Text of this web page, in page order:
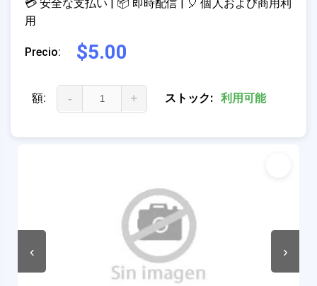
‹ ›
💳 安全な支払い | 📦 即時配信 | 🎈 個人および商用利
用
Precio: $5.00
額: - + ストック: 利用可能